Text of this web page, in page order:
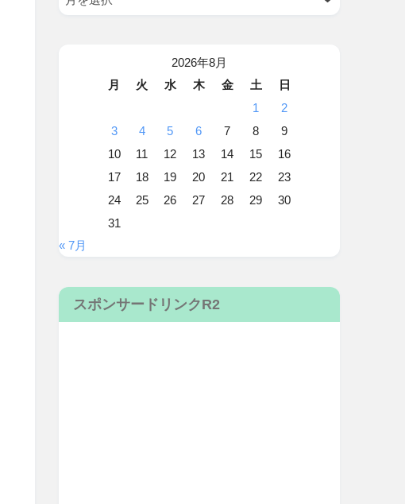
2026年8月
月
火 水 木 金 土
日
1
2
3
4 5 6 7 8
9
10
11 12 13 14 15
16
17
18 19 20 21 22
23
24
25 26 27 28 29
30
31
« 7月
スポンサードリンクR2